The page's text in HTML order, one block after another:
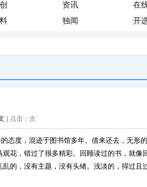
资讯 在
独闻 开
| 点击： 次
态度，混迹于图书馆多年。借来还去，无形
花，错过了很多精彩。回顾读过的书，就像
的，没有主题，没有头绪。浅淡的，得过且